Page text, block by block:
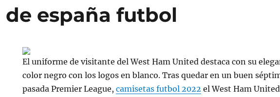
españa futbol
El uniforme de visitante del West Ham United destaca con su
color negro con los logos en blanco. Tras quedar en un buen
pasada Premier League,camisetas futbol 2022 el West Ham